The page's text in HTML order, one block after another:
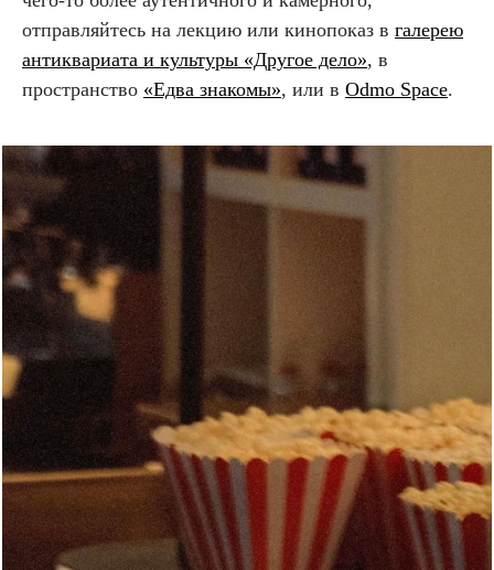
отправляйтесь на лекцию или кинопоказ в галерею
антиквариата и культуры «Другое дело», в
пространство «Едва знакомы», или в Odmo Space.